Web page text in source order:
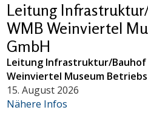
Leitung
WMB Weinviertel
GmbH
Leitung Infrastruktur/Bauhof
Weinviertel Museum Betriebs
15. August 2026
Nähere Infos